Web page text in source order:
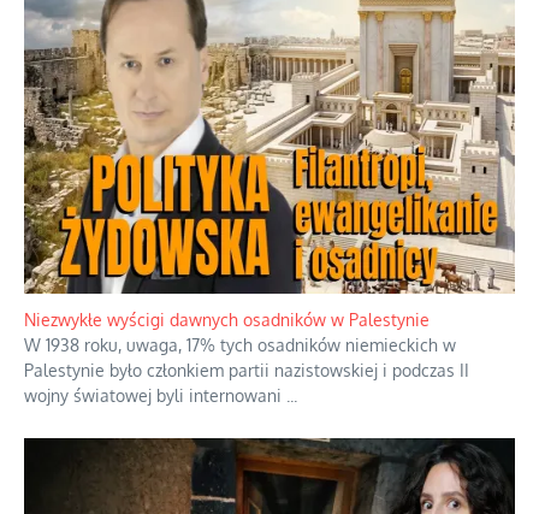
Szabla z kamieniem na czołgi
Startowaliśmy amatorami przeciwko już świetnie rozkręconej
armii weteranów, no i trzeba powiedzieć, że to jest głupi
pomysł...